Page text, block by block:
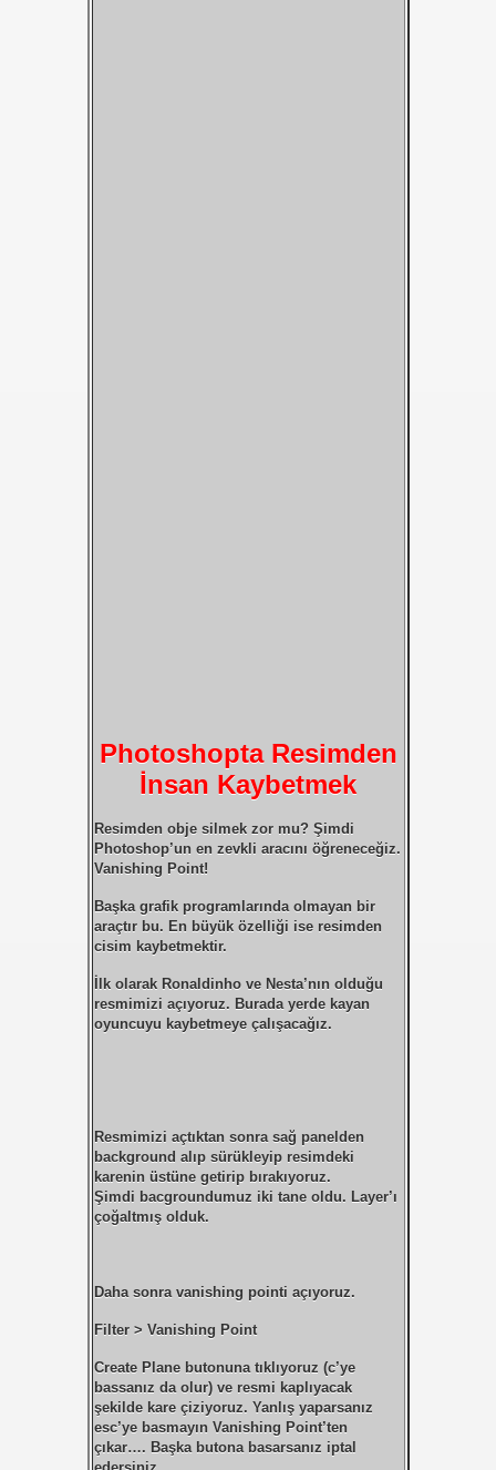
Photoshopta Resimden
İnsan Kaybetmek
Resimden obje silmek zor mu? Şimdi
Photoshop’un en zevkli aracını öğreneceğiz.
Vanishing Point!
Başka grafik programlarında olmayan bir
araçtır bu. En büyük özelliği ise resimden
cisim kaybetmektir.
İlk olarak Ronaldinho ve Nesta’nın olduğu
resmimizi açıyoruz. Burada yerde kayan
oyuncuyu kaybetmeye çalışacağız.
Resmimizi açtıktan sonra sağ panelden
background alıp sürükleyip resimdeki
karenin üstüne getirip bırakıyoruz.
Şimdi bacgroundumuz iki tane oldu. Layer’ı
çoğaltmış olduk.
Daha sonra vanishing pointi açıyoruz.
Filter > Vanishing Point
Create Plane butonuna tıklıyoruz (c’ye
bassanız da olur) ve resmi kaplıyacak
şekilde kare çiziyoruz. Yanlış yaparsanız
esc’ye basmayın Vanishing Point’ten
çıkar…. Başka butona basarsanız iptal